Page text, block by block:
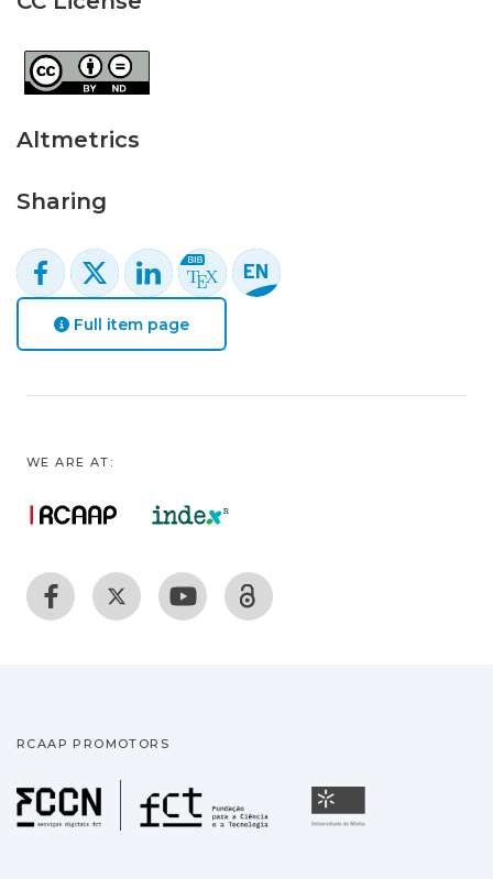
Altmetrics
Sharing
Full item page
WE ARE AT:
RCAAP PROMOTORS
Fundação para a